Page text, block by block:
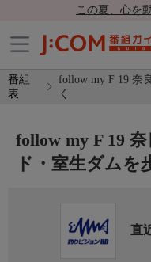
この夏、心を
番組
表
follow my F 19 奈
く
follow my F 19
ド・室生ダムを
直